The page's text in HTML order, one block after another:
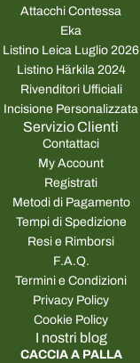
Attacchi Contessa
Eka
Listino Leica Luglio 2026
Listino Härkila 2024
Rivenditori Ufficiali
Incisione Personalizzata
Servizio Clienti
Contattaci
My Account
Registrati
Metodi di Pagamento
Tempi di Spedizione
Resi e Rimborsi
F.A.Q.
Termini e Condizioni
Privacy Policy
Cookie Policy
I nostri blog
CACCIA A PALLA